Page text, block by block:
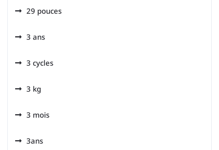
29 pouces
3 ans
3 cycles
3 kg
3 mois
3ans